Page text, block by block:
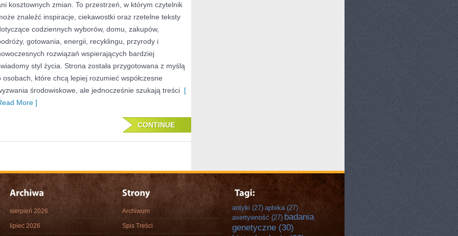
kosztownych zmian. To przestrzeń, w którym czytelnik
znaleźć inspiracje, ciekawostki oraz rzetelne teksty
codziennych wyborów, domu, zakupów,
gotowania, energii, recyklingu, przyrody i
rozwiązań wspierających bardziej
styl życia. Strona została przygotowana z myślą
osobach, które chcą lepiej rozumieć współczesne
środowiskowe, ale jednocześnie szukają treści [
More ]
CONTINUE
sierpień 2026
lipiec 2026
Archiwum
Spis Treści
antyki (27) apteka(27)
asertywność (27) badania
genetyczne (30)